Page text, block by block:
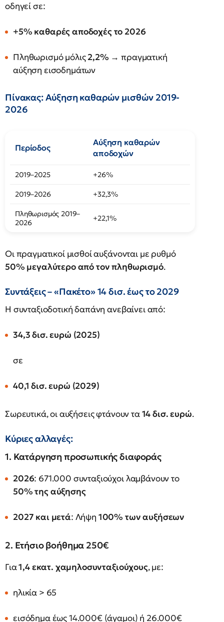
οδηγεί σε:
+5% καθαρές αποδοχές το 2026
Πληθωρισμό μόλις2,2% → πραγματική
αύξηση εισοδημάτων
Πίνακας: Αύξηση καθαρών μισθών 2019-
2026
Περίοδος
Αύξηση καθαρών
αποδοχών
2019–2025 +26%
2019–2026 +32,3%
Πληθωρισμός 2019–
2026
+22,1%
Οι πραγματικοί μισθοί αυξάνονται με ρυθμό
50% μεγαλύτερο από τον πληθωρισμό.
Συντάξεις – «Πακέτο» 14 δισ. έως το 2029
Η συνταξιοδοτική δαπάνη ανεβαίνει από:
34,3 δισ. ευρώ (2025)
σε
40,1 δισ. ευρώ (2029)
Σωρευτικά, οι αυξήσεις φτάνουν τα14 δισ. ευρώ.
Κύριες αλλαγές:
1. Κατάργηση προσωπικής διαφοράς
2026: 671.000 συνταξιούχοι λαμβάνουν το
50% της αύξησης
2027 και μετά: Λήψη 100% των αυξήσεων
2. Ετήσιο βοήθημα 250€
Για1,4 εκατ. χαμηλοσυνταξιούχους, με:
ηλικία > 65
εισόδημα έως 14.000€ (άγαμοι) ή 26.000€